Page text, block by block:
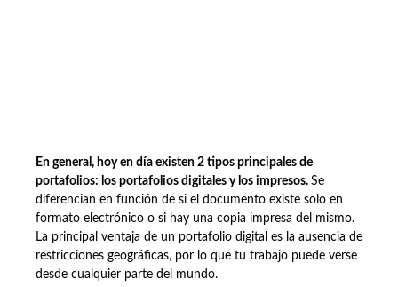
En general, hoy en día existen 2 tipos principales de
portafolios: los portafolios digitales y los impresos. Se
diferencian en función de si el documento existe solo en
formato electrónico o si hay una copia impresa del mismo.
La principal ventaja de un portafolio digital es la ausencia de
restricciones geográficas, por lo que tu trabajo puede verse
desde cualquier parte del mundo.